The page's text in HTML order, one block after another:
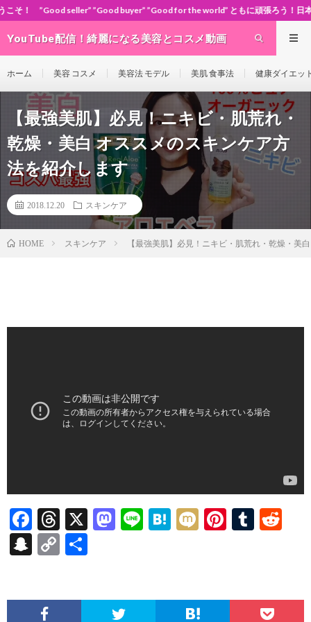
”Good buyer” ”Good for the world” ともに頑張ろう！日本！世界！
YouTube配信！綺麗になる美容とコスメ動画
ホーム 美容 コスメ 美容法 モデル 美肌 食事法 健康ダイエッ
【最強美肌】必見！ニキビ・肌荒れ・
乾燥・美白 オススメのスキンケア方
法を紹介します
2018.12.20 スキンケア
HOME スキンケア 【最強美肌】必見！ニキビ・肌荒れ・乾燥・美
F
ac
e
o
T
hr
ea
X
M
o
Li H
a
M Pi
t
T
r
t
S
pc
C